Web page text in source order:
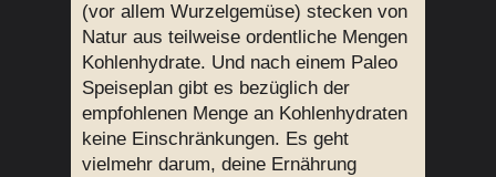
(vor allem Wurzelgemüse) stecken von
Natur aus teilweise ordentliche Mengen
Kohlenhydrate. Und nach einem Paleo
Speiseplan gibt es bezüglich der
empfohlenen Menge an Kohlenhydraten
keine Einschränkungen. Es geht
vielmehr darum, deine Ernährung